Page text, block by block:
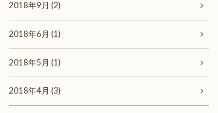
2018年9月 (2)
2018年6月 (1)
2018年5月 (1)
2018年4月 (3)